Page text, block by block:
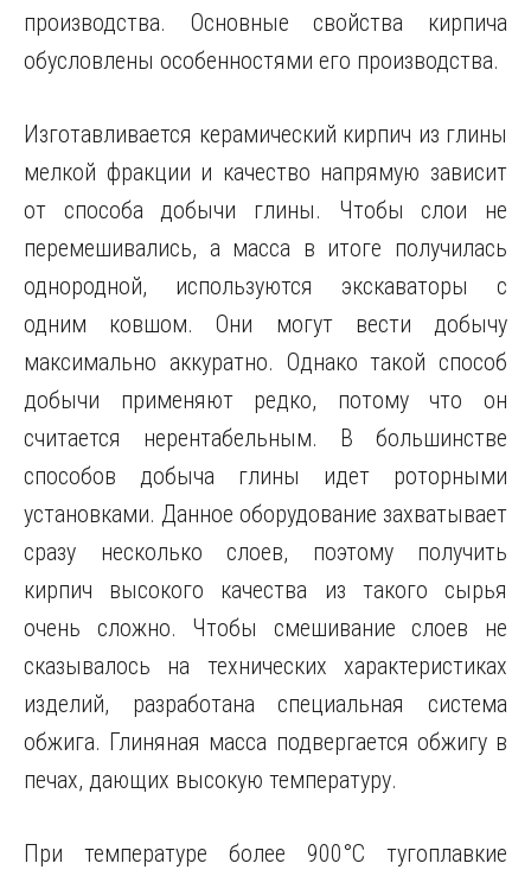
производства. Основные свойства кирпича
обусловлены особенностями его производства.
Изготавливается керамический кирпич из глины
мелкой фракции и качество напрямую зависит
от способа добычи глины. Чтобы слои не
перемешивались, а масса в итоге получилась
однородной, используются экскаваторы с
одним ковшом. Они могут вести добычу
максимально аккуратно. Однако такой способ
добычи применяют редко, потому что он
считается нерентабельным. В большинстве
способов добыча глины идет роторными
установками. Данное оборудование захватывает
сразу несколько слоев, поэтому получить
кирпич высокого качества из такого сырья
очень сложно. Чтобы смешивание слоев не
сказывалось на технических характеристиках
изделий, разработана специальная система
обжига. Глиняная масса подвергается обжигу в
печах, дающих высокую температуру.
При температуре более 900°С тугоплавкие